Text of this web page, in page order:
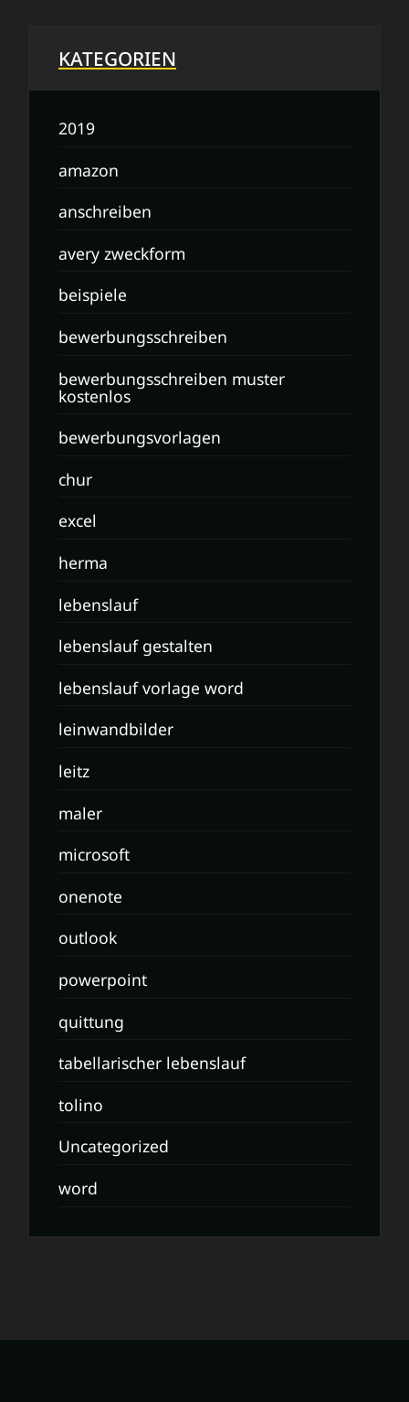
KATEGORIEN
2019
amazon
anschreiben
avery zweckform
beispiele
bewerbungsschreiben
bewerbungsschreiben muster
kostenlos
bewerbungsvorlagen
chur
excel
herma
lebenslauf
lebenslauf gestalten
lebenslauf vorlage word
leinwandbilder
leitz
maler
microsoft
onenote
outlook
powerpoint
quittung
tabellarischer lebenslauf
tolino
Uncategorized
word